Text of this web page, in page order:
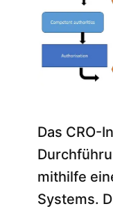
Das CRO-
mithilfe
Systems.